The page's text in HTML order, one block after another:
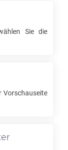
Sie die
Vorschauseite